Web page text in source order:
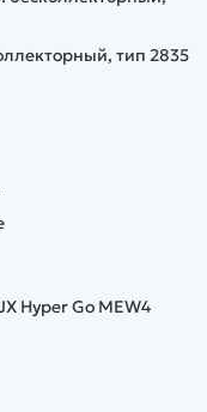
тип 2835
Hyper Go MEW4